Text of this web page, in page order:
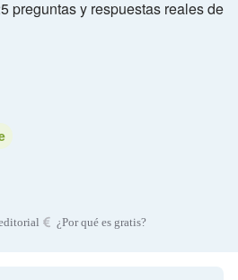
preguntas y respuestas reales de
¿Por qué es gratis?